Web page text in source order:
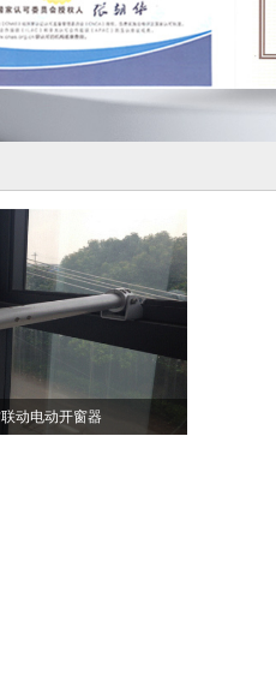
动电动开窗器